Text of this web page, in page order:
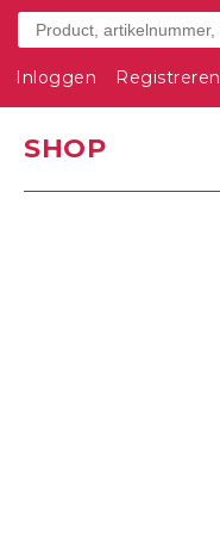
Inloggen Registreren
SHOP